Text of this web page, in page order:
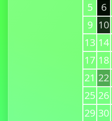
5
6
9 10
13 14
17 18
21 22
25 26
29 30